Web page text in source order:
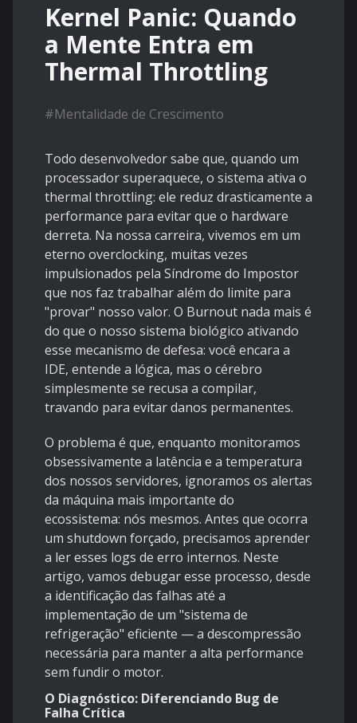
Kernel Panic: Quando
a Mente Entra em
Thermal Throttling
#Mentalidade de Crescimento
Todo desenvolvedor sabe que, quando um
processador superaquece, o sistema ativa o
thermal throttling: ele reduz drasticamente a
performance para evitar que o hardware
derreta. Na nossa carreira, vivemos em um
eterno overclocking, muitas vezes
impulsionados pela Síndrome do Impostor
que nos faz trabalhar além do limite para
"provar" nosso valor. O Burnout nada mais é
do que o nosso sistema biológico ativando
esse mecanismo de defesa: você encara a
IDE, entende a lógica, mas o cérebro
simplesmente se recusa a compilar,
travando para evitar danos permanentes.
O problema é que, enquanto monitoramos
obsessivamente a latência e a temperatura
dos nossos servidores, ignoramos os alertas
da máquina mais importante do
ecossistema: nós mesmos. Antes que ocorra
um shutdown forçado, precisamos aprender
a ler esses logs de erro internos. Neste
artigo, vamos debugar esse processo, desde
a identificação das falhas até a
implementação de um "sistema de
refrigeração" eficiente — a descompressão
necessária para manter a alta performance
sem fundir o motor.
O Diagnóstico: Diferenciando Bug de
Falha Crítica